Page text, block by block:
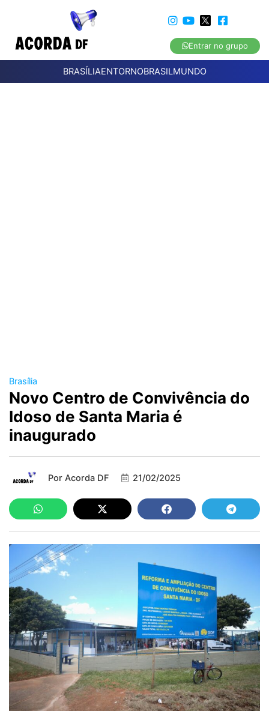
Entrar no grupo
BRASÍLIAENTORNOBRASILMUNDO
Brasília
Novo Centro de Convivência do
Idoso de Santa Maria é
inaugurado
Por Acorda DF 21/02/2025